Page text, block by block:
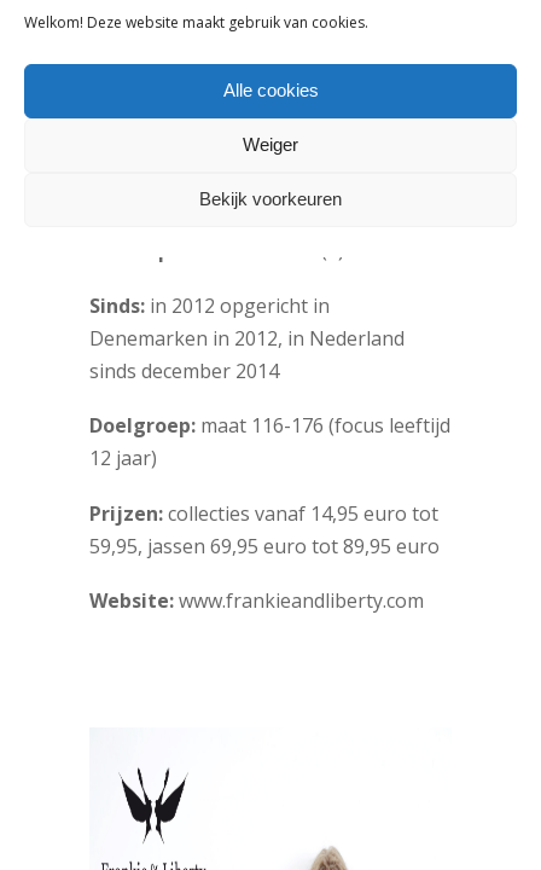
Welkom! Deze website maakt gebruik van cookies.
Alle cookies
Weiger
Bekijk voorkeuren
“Dat zijn de jurkjes, onze zwartwit print,
de knooptopjes en de cropped topjes.”
Sinds: in 2012 opgericht in
Denemarken in 2012, in Nederland
sinds december 2014
Doelgroep: maat 116-176 (focus leeftijd
12 jaar)
Prijzen:collecties vanaf 14,95 euro tot
59,95, jassen 69,95 euro tot 89,95 euro
Website:www.frankieandliberty.com